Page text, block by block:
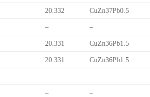
20.332 CuZn37Pb0.5
– –
20.331 CuZn36Pb1.5
20.331 CuZn36Pb1.5
– –